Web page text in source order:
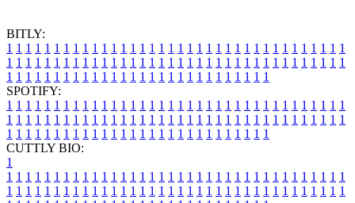
BITLY:
1 1 1 1 1 1 1 1 1 1 1 1 1 1 1 1 1 1 1 1 1 1 1 1 1 1 1 1 1 1 1 1 1 1 1 1
1 1 1 1 1 1 1 1 1 1 1 1 1 1 1 1 1 1 1 1 1 1 1 1 1 1 1 1 1 1 1 1 1 1 1 1
1 1 1 1 1 1 1 1 1 1 1 1 1 1 1 1 1 1 1 1 1 1 1 1 1 1 1 1
SPOTIFY:
1 1 1 1 1 1 1 1 1 1 1 1 1 1 1 1 1 1 1 1 1 1 1 1 1 1 1 1 1 1 1 1 1 1 1 1
1 1 1 1 1 1 1 1 1 1 1 1 1 1 1 1 1 1 1 1 1 1 1 1 1 1 1 1 1 1 1 1 1 1 1 1
1 1 1 1 1 1 1 1 1 1 1 1 1 1 1 1 1 1 1 1 1 1 1 1 1 1 1 1
CUTTLY BIO:
1
1 1 1 1 1 1 1 1 1 1 1 1 1 1 1 1 1 1 1 1 1 1 1 1 1 1 1 1 1 1 1 1 1 1 1 1
1 1 1 1 1 1 1 1 1 1 1 1 1 1 1 1 1 1 1 1 1 1 1 1 1 1 1 1 1 1 1 1 1 1 1 1